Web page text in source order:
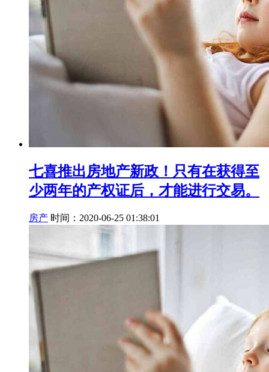
七喜推出房地产新政！只有在获得至
少两年的产权证后，才能进行交易。
房产 时间：2020-06-25 01:38:01